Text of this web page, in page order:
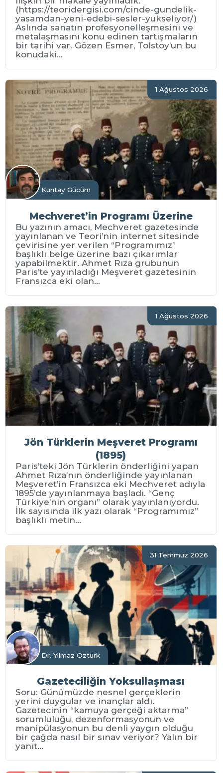
(https://teoridergisi.com/cinde-gundelik-
yasamdan-yeni-edebi-sesler-yukseliyor/)
Aslında sanatın profesyonelleşmesini ve
metalaşmasını konu edinen tartışmaların
bir tarihi var. Gözen Esmer, Tolstoy’un bu
konudaki...
1 Ağustos 2026
Kuntay Gücüm
Mechveret’in Programı Üzerine
Bu yazının amacı, Mechveret gazetesinde
yayınlanan ve Teori’nin internet sitesinde
çevirisine yer verilen “Programımız”
başlıklı belge üzerine bazı çıkarımlar
yapabilmektir. Ahmet Rıza grubunun
Paris’te yayınladığı Meşveret gazetesinin
Fransızca eki olan...
1 Ağustos 2026
Jön Türklerin Meşveret Programı
(1895)
Paris’teki Jön Türklerin önderliğini yapan
Ahmet Rıza’nın önderliğinde yayınlanan
Meşveret’in Fransızca eki Mechveret adıyla
1895’de yayınlanmaya başladı. “Genç
Türkiye’nin organı” olarak yayınlanıyordu.
İlk sayısında ilk yazı olarak “Programımız”
başlıklı metin...
31 Temmuz 2026
Dr. Yılmaz Öztürk
Gazeteciliğin Yoksullaşması
Soru: Günümüzde nesnel gerçeklerin
yerini duygular ve inançlar aldı.
Gazetecinin “kamuya gerçeği aktarma”
sorumluluğu, dezenformasyonun ve
manipülasyonun bu denli yaygın olduğu
bir çağda nasıl bir sınav veriyor? Yalın bir
yanıt...